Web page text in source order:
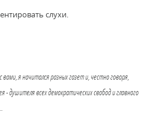
слухи.
я начитался разных газет и, честно говоря,
- душителя всех демократических свобод и главного